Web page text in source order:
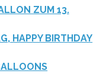
ZUM 13.
HAPPY BIRTHDAY